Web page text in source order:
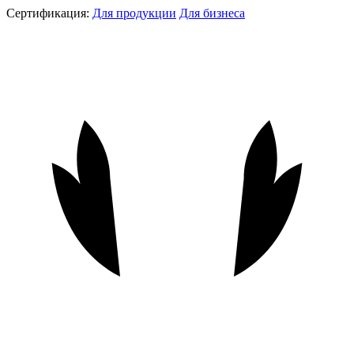
Сертификация: Для продукции Для бизнеса